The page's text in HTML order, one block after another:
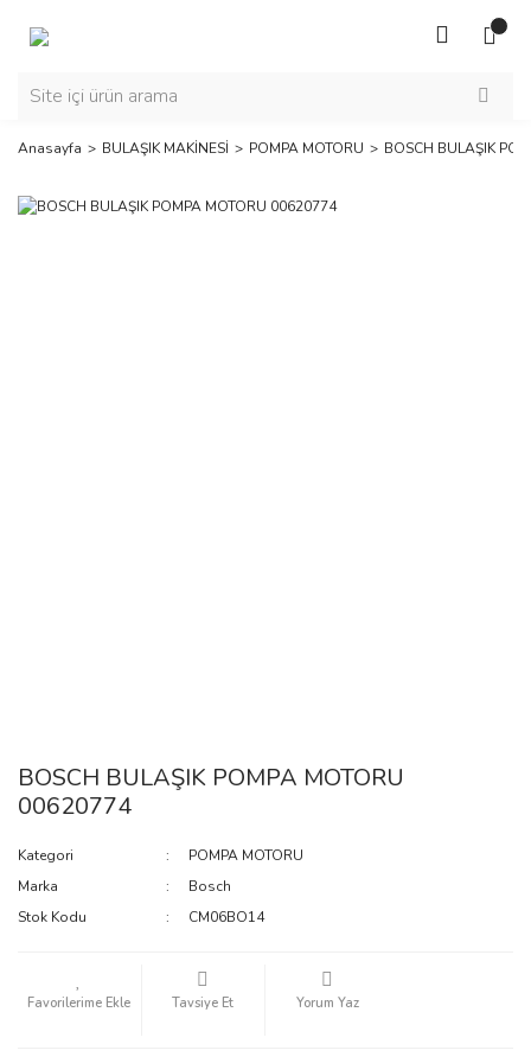
Anasayfa BULAŞIK MAKİNESİ POMPA MOTORU BOSCH BULAŞIK
BOSCH BULAŞIK POMPA MOTORU
00620774
Kategori
POMPA MOTORU
Marka
Bosch
Stok Kodu
CM06BO14
Tavsiye Et Yorum Yaz